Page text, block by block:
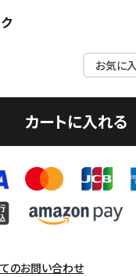
us
お気に
カートに入れる
のお問い合わせ